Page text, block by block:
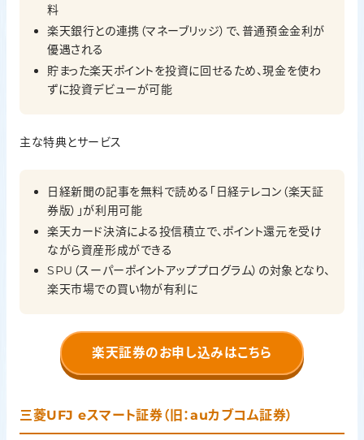
料
楽天銀行との連携（マネーブリッジ）で、普通預金金利が
優遇される
貯まった楽天ポイントを投資に回せるため、現金を使わ
ずに投資デビューが可能
主な特典とサービス
日経新聞の記事を無料で読める「日経テレコン（楽天証
券版）」が利用可能
楽天カード決済による投信積立で、ポイント還元を受け
ながら資産形成ができる
SPU（スーパーポイントアッププログラム）の対象となり、
楽天市場での買い物が有利に
楽天証券のお申し込みはこちら
三菱UFJ eスマート証券（旧：auカブコム証券）